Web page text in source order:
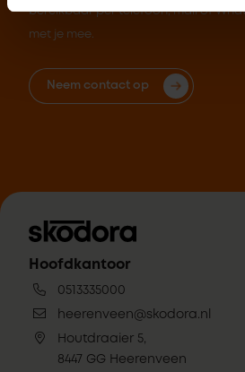
bereikbaar per telefoon, mail of
met je mee.
Neem contact op
Hoofdkantoor
0513335000
heerenveen@skodora.nl
Houtdraaier 5,
8447 GG Heerenveen